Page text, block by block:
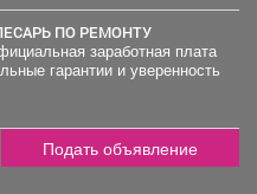
ПО РЕМОНТУ
заработная плата
гарантии и уверенность
Подать объявление